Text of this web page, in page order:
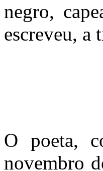
negro,
escreveu, a
O poeta,
novembro